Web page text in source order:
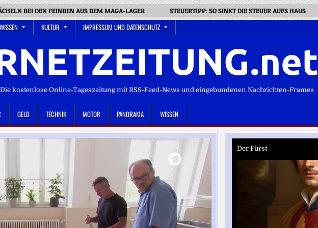
BEI DEN FEINDEN AUS DEM MAGA-LAGER STEUERTIPP: SO SINKT DIE STEUER AUFS HAUS
KULTUR IMPRESSUM UND DATENSCHUTZ
kostenlose Online-Tageszeitung mit RSS-Feed-News und eingebundenen Nachrichten-Frames
GELD TECHNIK MOTOR PANORAMA WISSEN
Der Fürst